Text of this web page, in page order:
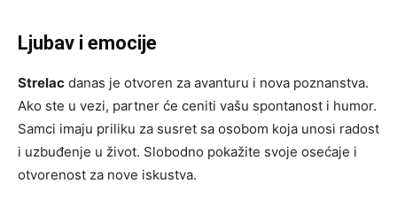
Ljubav i emocije
Strelac danas je otvoren za avanturu i nova poznanstva.
Ako ste u vezi, partner će ceniti vašu spontanost i humor.
Samci imaju priliku za susret sa osobom koja unosi radost
i uzbuđenje u život. Slobodno pokažite svoje osećaje i
otvorenost za nove iskustva.